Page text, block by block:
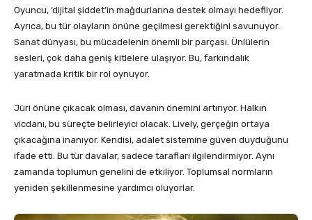
Oyuncu, ‘dijital şiddet’in mağdurlarına destek olmayı hedefliyor.
Ayrıca, bu tür olayların önüne geçilmesi gerektiğini savunuyor.
Sanat dünyası, bu mücadelenin önemli bir parçası. Ünlülerin
sesleri, çok daha geniş kitlelere ulaşıyor. Bu, farkındalık
yaratmada kritik bir rol oynuyor.
Jüri önüne çıkacak olması, davanın önemini artırıyor. Halkın
vicdanı, bu süreçte belirleyici olacak. Lively, gerçeğin ortaya
çıkacağına inanıyor. Kendisi, adalet sistemine güven duyduğunu
ifade etti. Bu tür davalar, sadece tarafları ilgilendirmiyor. Aynı
zamanda toplumun genelini de etkiliyor. Toplumsal normların
yeniden şekillenmesine yardımcı oluyorlar.